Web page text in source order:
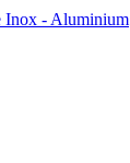
- Aluminium